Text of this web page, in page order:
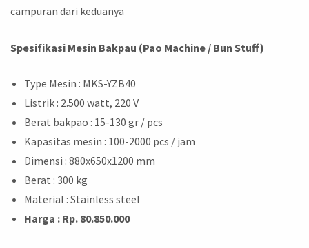
campuran dari keduanya
Spesifikasi Mesin Bakpau (Pao Machine / Bun Stuff)
Type Mesin : MKS-YZB40
Listrik : 2.500 watt, 220 V
Berat bakpao : 15-130 gr / pcs
Kapasitas mesin : 100-2000 pcs / jam
Dimensi : 880x650x1200 mm
Berat : 300 kg
Material : Stainless steel
Harga : Rp. 80.850.000